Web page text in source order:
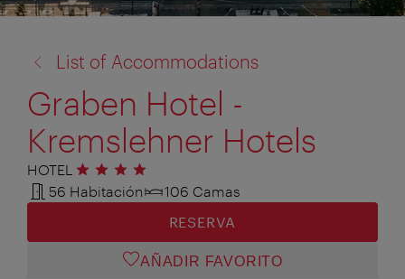
a:
List of Accommodations
Graben Hotel -
Kremslehner Hotels
HOTEL 4 estrellas
56 Habitación
106 Camas
RESERVA
AÑADIR FAVORITO